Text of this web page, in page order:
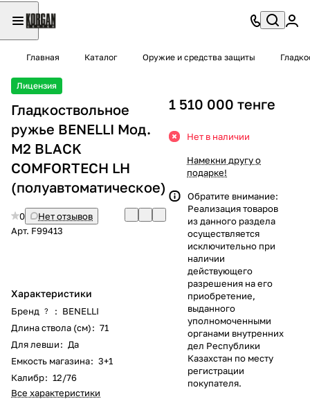
Главная Каталог Оружие и средства защиты
Лицензия
Гладкоствольное
ружье BENELLI Moд.
М2 BLACK
COMFORTECH LH
(полуавтоматическое)
0
Нет отзывов
Арт. F99413
Характеристики
Бренд ? : BENELLI
Длина ствола (см): 71
Для левши: Да
Емкость магазина: 3+1
Калибр: 12/76
Все характеристики
1 510 000 тенге
Нет в наличии
Намекни другу о
подарке!
Обратите внимание:
Реализация товаров
из данного раздела
осуществляется
исключительно при
наличии
действующего
разрешения на его
приобретение,
выданного
уполномоченными
органами внутренних
дел Республики
Казахстан по месту
регистрации
покупателя.